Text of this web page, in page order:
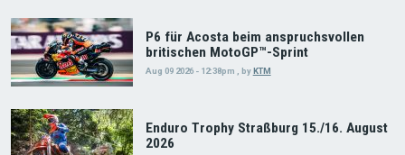
P6 für Acosta beim anspruchsvollen
britischen MotoGP™-Sprint
Aug 09 2026 - 12:38pm byKTM
Enduro Trophy Straßburg 15./16. August
2026